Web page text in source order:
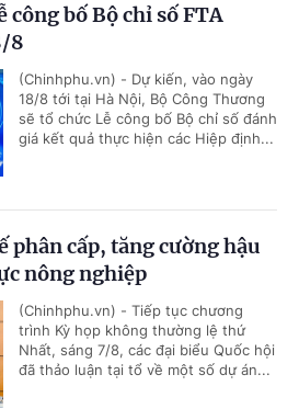
công bố Bộ chỉ số FTA
8
(Chinhphu.vn) - Dự kiến, vào ngày
18/8 tới tại Hà Nội, Bộ Công Thương
sẽ tổ chức Lễ công bố Bộ chỉ số đánh
giá kết quả thực hiện các Hiệp định...
phân cấp, tăng cường hậu
nông nghiệp
(Chinhphu.vn) - Tiếp tục chương
trình Kỳ họp không thường lệ thứ
Nhất, sáng 7/8, các đại biểu Quốc hội
đã thảo luận tại tổ về một số dự án...